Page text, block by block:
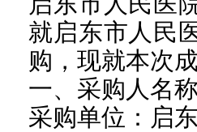
就启东市人民
购，现就本次
一、采购人名
采购单位：启